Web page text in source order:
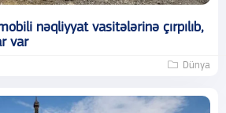
nəqliyyat vasitələrinə çırpılıb,
var
Dünya